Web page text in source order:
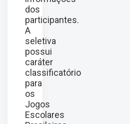
dos
participantes.
A
seletiva
possui
caráter
classificatório
para
os
Jogos
Escolares